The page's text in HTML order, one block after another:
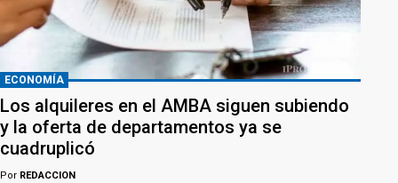
ECONOMÍA
Los alquileres en el AMBA siguen subiendo
y la oferta de departamentos ya se
cuadruplicó
Por REDACCION